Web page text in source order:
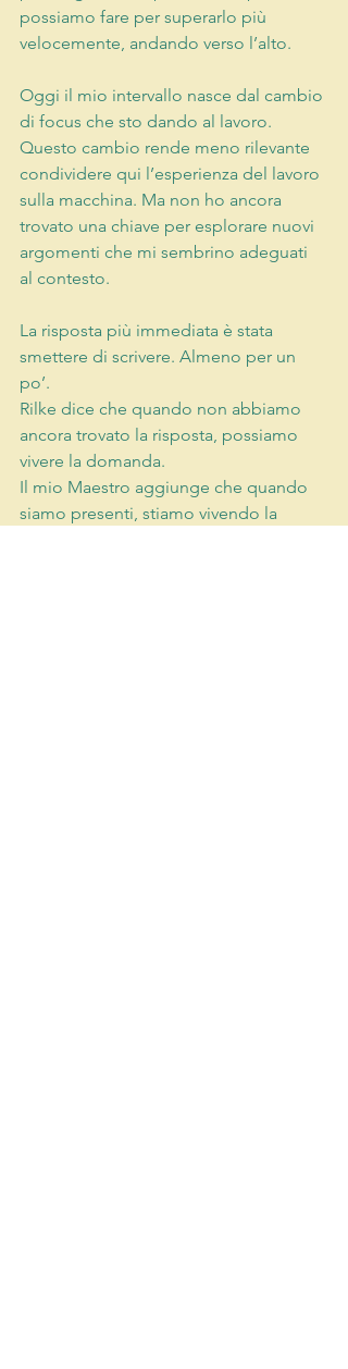
possiamo fare per superarlo più
velocemente, andando verso l’alto.
Oggi il mio intervallo nasce dal cambio
di focus che sto dando al lavoro.
Questo cambio rende meno rilevante
condividere qui l’esperienza del lavoro
sulla macchina. Ma non ho ancora
trovato una chiave per esplorare nuovi
argomenti che mi sembrino adeguati
al contesto.
La risposta più immediata è stata
smettere di scrivere. Almeno per un
po’.
Rilke dice che quando non abbiamo
ancora trovato la risposta, possiamo
vivere la domanda.
Il mio Maestro aggiunge che quando
siamo presenti, stiamo vivendo la